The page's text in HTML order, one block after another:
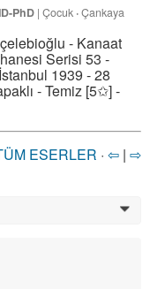
PhD | Çocuk ·Çankaya
- Kanaat
Serisi 53 -
1939 - 28
- Temiz [5✩] -
ESERLER · ⇦ | ⇨
0